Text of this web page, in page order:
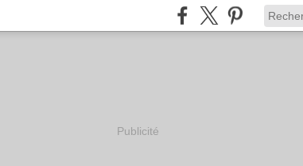
Publicité